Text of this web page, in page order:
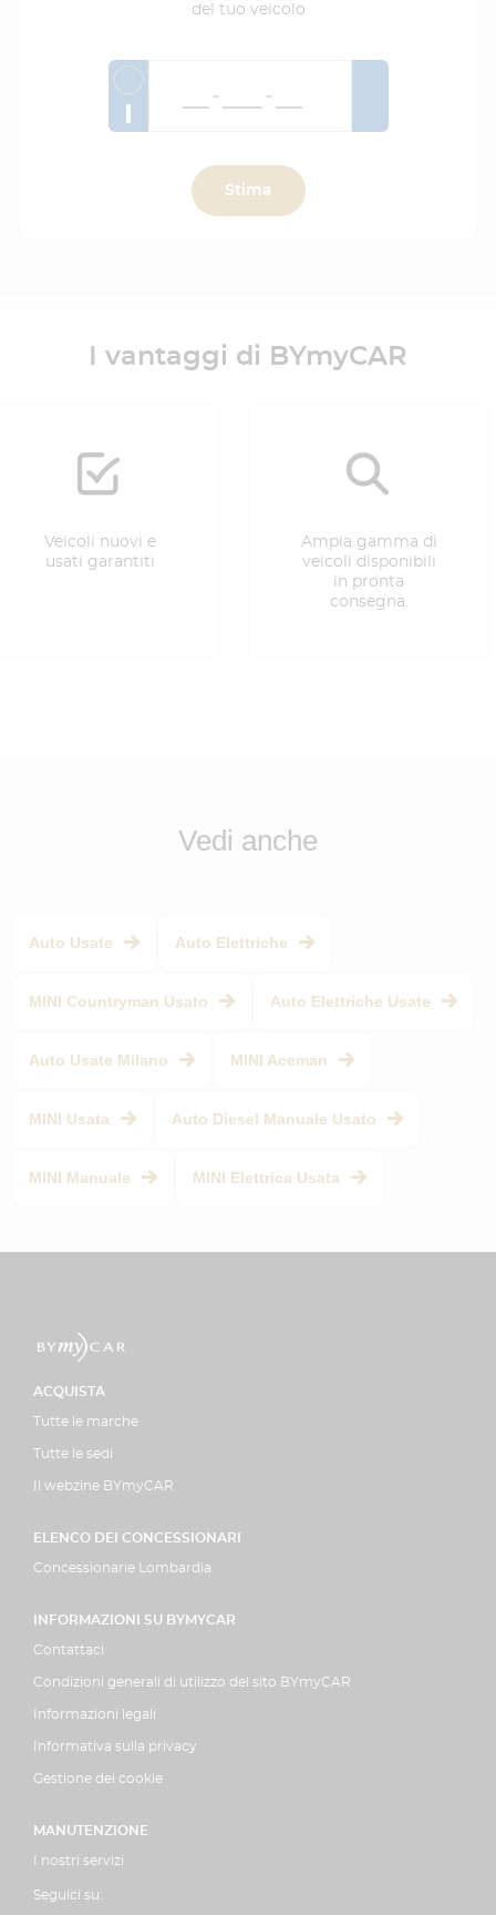
del tuo veicolo
Stima
I vantaggi di BYmyCAR
Veicoli nuovi e
usati garantiti
Ampia gamma di
veicoli disponibili
in pronta
consegna.
Vedi anche
Auto Usate Auto Elettriche
MINI Countryman Usato Auto Elettriche Usate
Auto Usate Milano MINI Aceman
MINI Usata Auto Diesel Manuale Usato
MINI Manuale MINI Elettrica Usata
ACQUISTA
Tutte le marche
Tutte le sedi
Il webzine BYmyCAR
ELENCO DEI CONCESSIONARI
Concessionarie Lombardia
INFORMAZIONI SU BYMYCAR
Contattaci
Condizioni generali di utilizzo del sito BYmyCAR
Informazioni legali
Informativa sulla privacy
Gestione dei cookie
MANUTENZIONE
I nostri servizi
Seguici su: